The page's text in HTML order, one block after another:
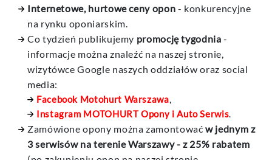
Internetowe, hurtowe ceny opon - konkurencyjne
na rynku oponiarskim.
Co tydzień publikujemy promocję tygodnia -
informacje można znaleźć na naszej stronie,
wizytówce Google naszych oddziałów oraz social
media:
Facebook Motohurt Warszawa
Instagram MOTOHURT Opony i Auto Serwis
Zamówione opony można zamontowaćw jednym z
3 serwisów na terenie Warszawy - z 25% rabatem